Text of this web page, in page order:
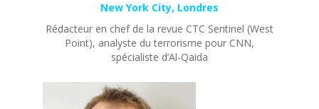
New York City, Londres
Rédacteur en chef de la revue CTC Sentinel (West
Point), analyste du terrorisme pour CNN,
spécialiste d’Al-Qaida